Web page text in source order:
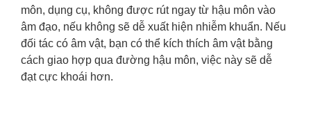
môn, dụng cụ, không được rút ngay từ hậu môn vào
âm đạo, nếu không sẽ dễ xuất hiện nhiễm khuẩn. Nếu
đối tác có âm vật, bạn có thể kích thích âm vật bằng
cách giao hợp qua đường hậu môn, việc này sẽ dễ
đạt cực khoái hơn.